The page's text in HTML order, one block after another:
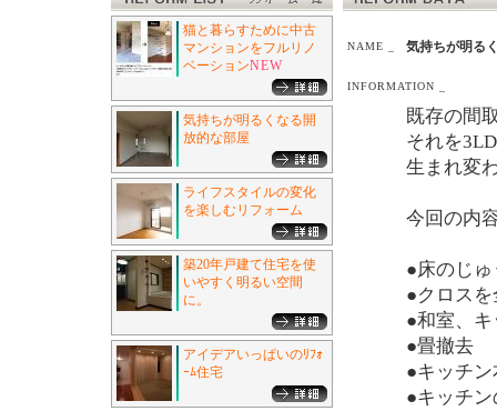
猫と暮らすために中古
マンションをフルリノ
ベーションNEW
気持ちが明るくなる開
放的な部屋
ライフスタイルの変化
を楽しむリフォーム
築20年戸建て住宅を使
いやすく明るい空間
に。
アイデアいっぱいのﾘﾌｫ
ｰﾑ住宅
NAME _ 気持ちが明る
INFORMATION _
既存の間
それを
生まれ変
今回の内
●床のじ
●クロス
●和室、
●畳撤去
●キッチ
●キッチ